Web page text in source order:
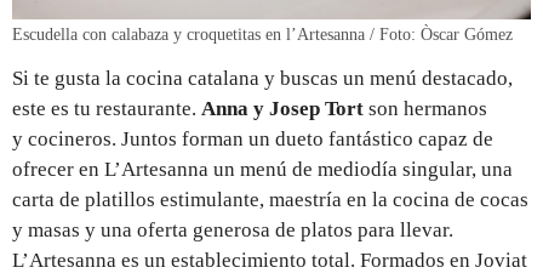
Escudella con calabaza y croquetitas en l’Artesanna / Foto: Òscar Gómez
Si te gusta la cocina catalana y buscas un menú destacado,
este es tu restaurante. Anna y Josep Tort son hermanos
y cocineros. Juntos forman un dueto fantástico capaz de
ofrecer en L’Artesanna un menú de mediodía singular, una
carta de platillos estimulante, maestría en la cocina de cocas
y masas y una oferta generosa de platos para llevar.
L’Artesanna es un establecimiento total. Formados en Joviat